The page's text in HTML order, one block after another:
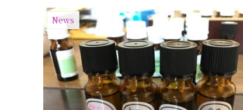
News